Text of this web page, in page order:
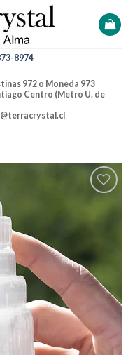
8974
Moneda 973
(Metro U. de
a la